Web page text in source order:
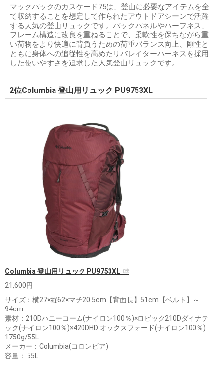
マックパックのカスケード75は、登山に必要なアイテムを全
て収納することを想定して作られたアウトドアシーンで活躍
する人気の登山リュックです。バックパネルやハーフネス、
フレーム構造に改良を重ねることで、柔軟性を保ちながら重
い荷物をより快適に背負うための荷重バランス向上、剛性と
ともに身体への追従性を高めたリバレイターハーネスを採用
した使いやすさを追求した人気登山リュックです。
2位Columbia 登山用リュック PU9753XL
Columbia 登山用リュック PU9753XL
21,600円
サイズ：横27×縦62×マチ20.5cm【背面長】51cm【ベルト】～
94cm
素材：210Dハニーコーム(ナイロン100％)×ロビック210Dダイナテ
ック(ナイロン100％)×420DHD オックスフォード(ナイロン100％)
1750g/55L
メーカー：Columbia(コロンビア)
容量： 55L